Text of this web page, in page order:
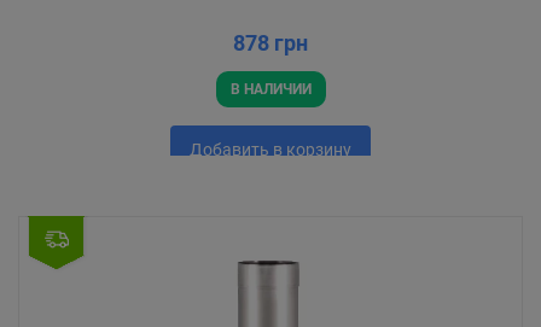
878 грн
В НАЛИЧИИ
Добавить в корзину